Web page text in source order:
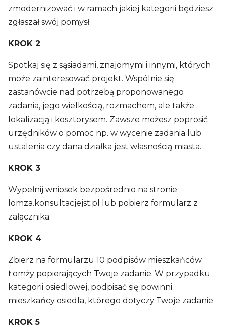
zmodernizować i w ramach jakiej kategorii będziesz
zgłaszał swój pomysł.
KROK 2
Spotkaj się z sąsiadami, znajomymi i innymi, których
może zainteresować projekt. Wspólnie się
zastanówcie nad potrzebą proponowanego
zadania, jego wielkością, rozmachem, ale także
lokalizacją i kosztorysem. Zawsze możesz poprosić
urzędników o pomoc np. w wycenie zadania lub
ustalenia czy dana działka jest własnością miasta.
KROK 3
Wypełnij wniosek bezpośrednio na stronie
lomza.konsultacjejst.pl lub pobierz formularz z
załącznika
KROK 4
Zbierz na formularzu 10 podpisów mieszkańców
Łomży popierających Twoje zadanie. W przypadku
kategorii osiedlowej, podpisać się powinni
mieszkańcy osiedla, którego dotyczy Twoje zadanie.
KROK 5